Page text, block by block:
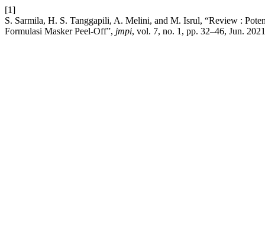
[1]
S. Sarmila, H. S. Tanggapili, A. Melini, and M. Isrul, “Review :
Formulasi Masker Peel-Off”, jmpi, vol. 7, no. 1, pp. 32–46, Jun.